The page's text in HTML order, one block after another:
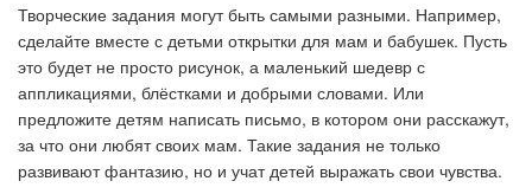
Творческие задания могут быть самыми разными. Например,
сделайте вместе с детьми открытки для мам и бабушек. Пусть
это будет не просто рисунок, а маленький шедевр с
аппликациями, блёстками и добрыми словами. Или
предложите детям написать письмо, в котором они расскажут,
за что они любят своих мам. Такие задания не только
развивают фантазию, но и учат детей выражать свои чувства.